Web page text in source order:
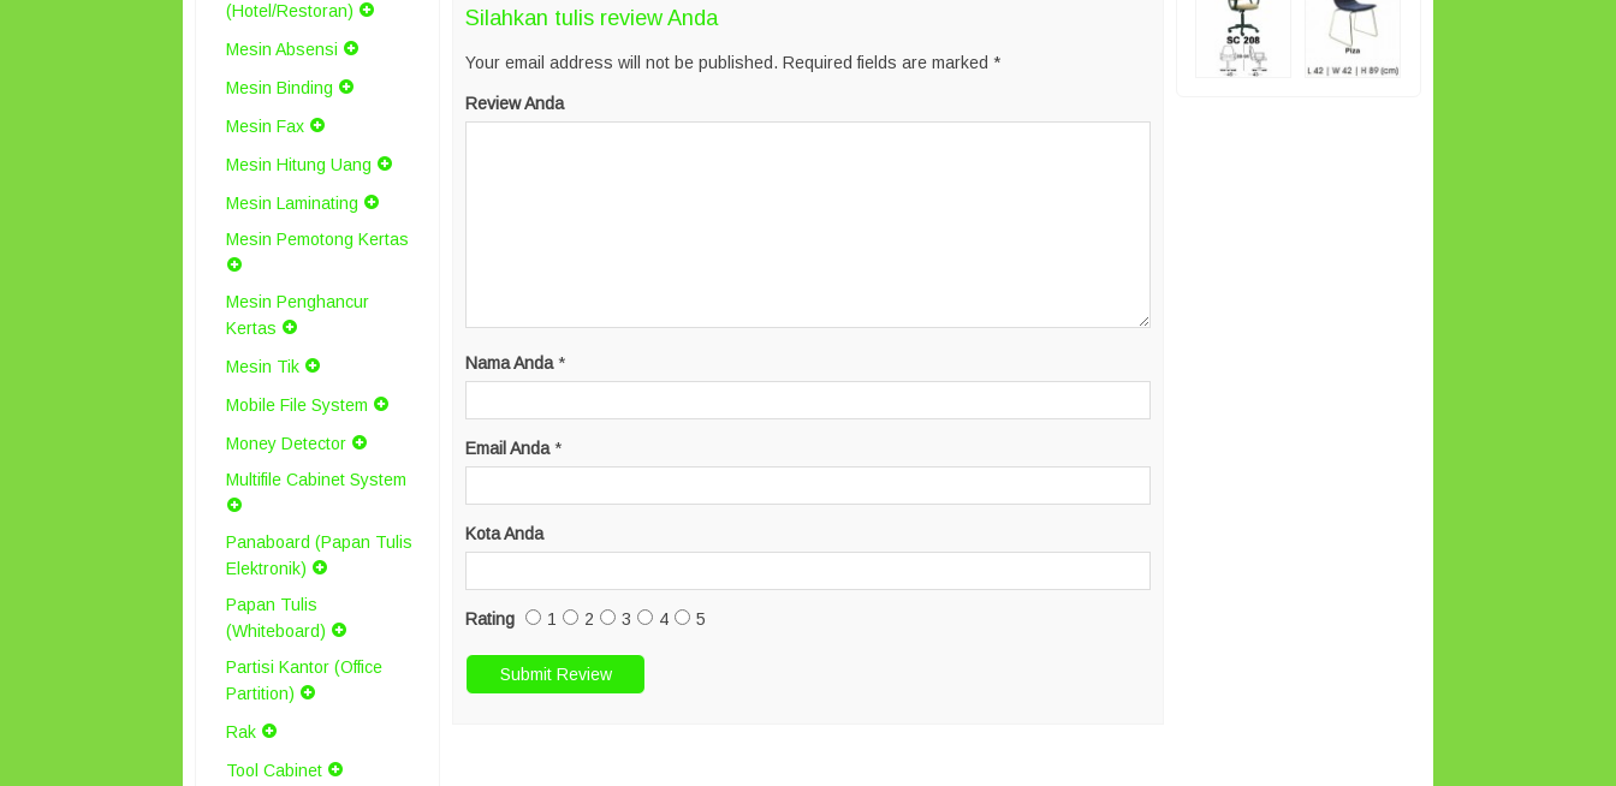
(Hotel/Restoran)
Mesin Absensi
Mesin Binding
Mesin Fax
Mesin Hitung Uang
Mesin Laminating
Mesin Pemotong Kertas
Mesin Penghancur
Kertas
Mesin Tik
Mobile File System
Money Detector
Multifile Cabinet System
Panaboard (Papan Tulis
Elektronik)
Papan Tulis
(Whiteboard)
Partisi Kantor (Office
Partition)
Rak
Tool Cabinet
Silahkan tulis review Anda
Your email address will not be published. Required fields are marked *
Review Anda
Nama Anda *
Email Anda *
Kota Anda
Rating 1 2 3 4 5